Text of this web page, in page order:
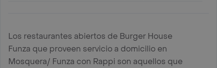
Los restaurantes abiertos de Burger House
Funza que proveen servicio a domicilio en
Mosquera/ Funza con Rappi son aquellos que